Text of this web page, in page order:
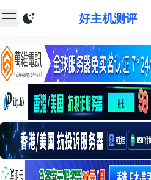
好主机测评